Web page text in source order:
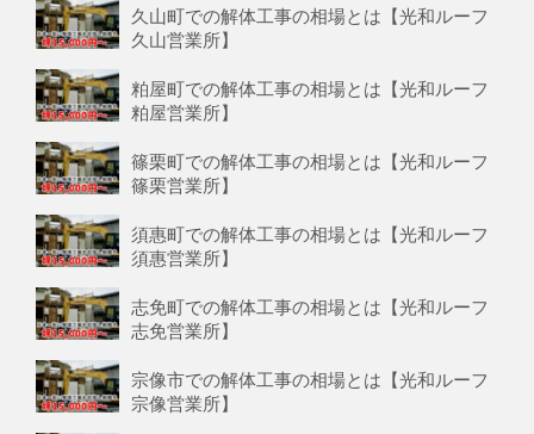
久山町での解体工事の相場とは【光和ルーフ
久山営業所】
粕屋町での解体工事の相場とは【光和ルーフ
粕屋営業所】
篠栗町での解体工事の相場とは【光和ルーフ
篠栗営業所】
須惠町での解体工事の相場とは【光和ルーフ
須惠営業所】
志免町での解体工事の相場とは【光和ルーフ
志免営業所】
宗像市での解体工事の相場とは【光和ルーフ
宗像営業所】